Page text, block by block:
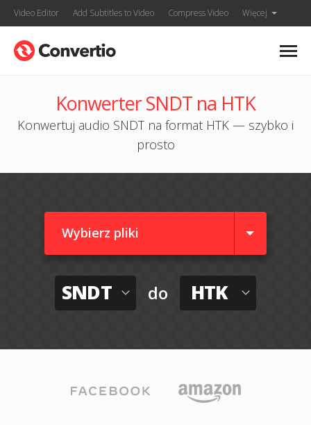
Video Editor Add Subtitles to Video Compress Video Więcej
Konwerter SNDT na HTK
Konwertuj audio SNDT na format HTK — szybko i
prosto
Wybierz pliki
SNDT do HTK